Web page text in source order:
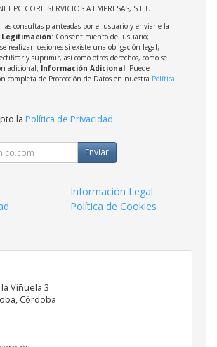
PC CORE SERVICIOS A EMPRESAS, S.L.U.
las consultas planteadas por el usuario y enviarle la
Legitimación: Consentimiento del usuario;
realizan cesiones si existe una obligación legal;
y suprimir, así como otros derechos, como se
adicional; Información Adicional: Puede
completa de Protección de Datos en nuestra Política
la Política de Privacidad.
Enviar
Información Legal
Política de Cookies
Viñuela 3
, Córdoba